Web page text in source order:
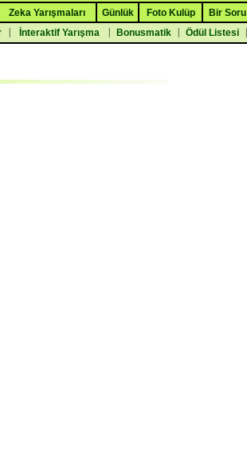
Zeka Yarışmaları Günlük Foto Kulüp Bir Soru
İnteraktif Yarışma Bonusmatik Ödül Listesi